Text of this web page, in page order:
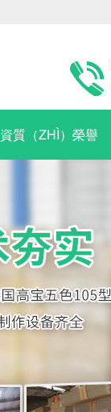
資質（ZHÌ）榮譽